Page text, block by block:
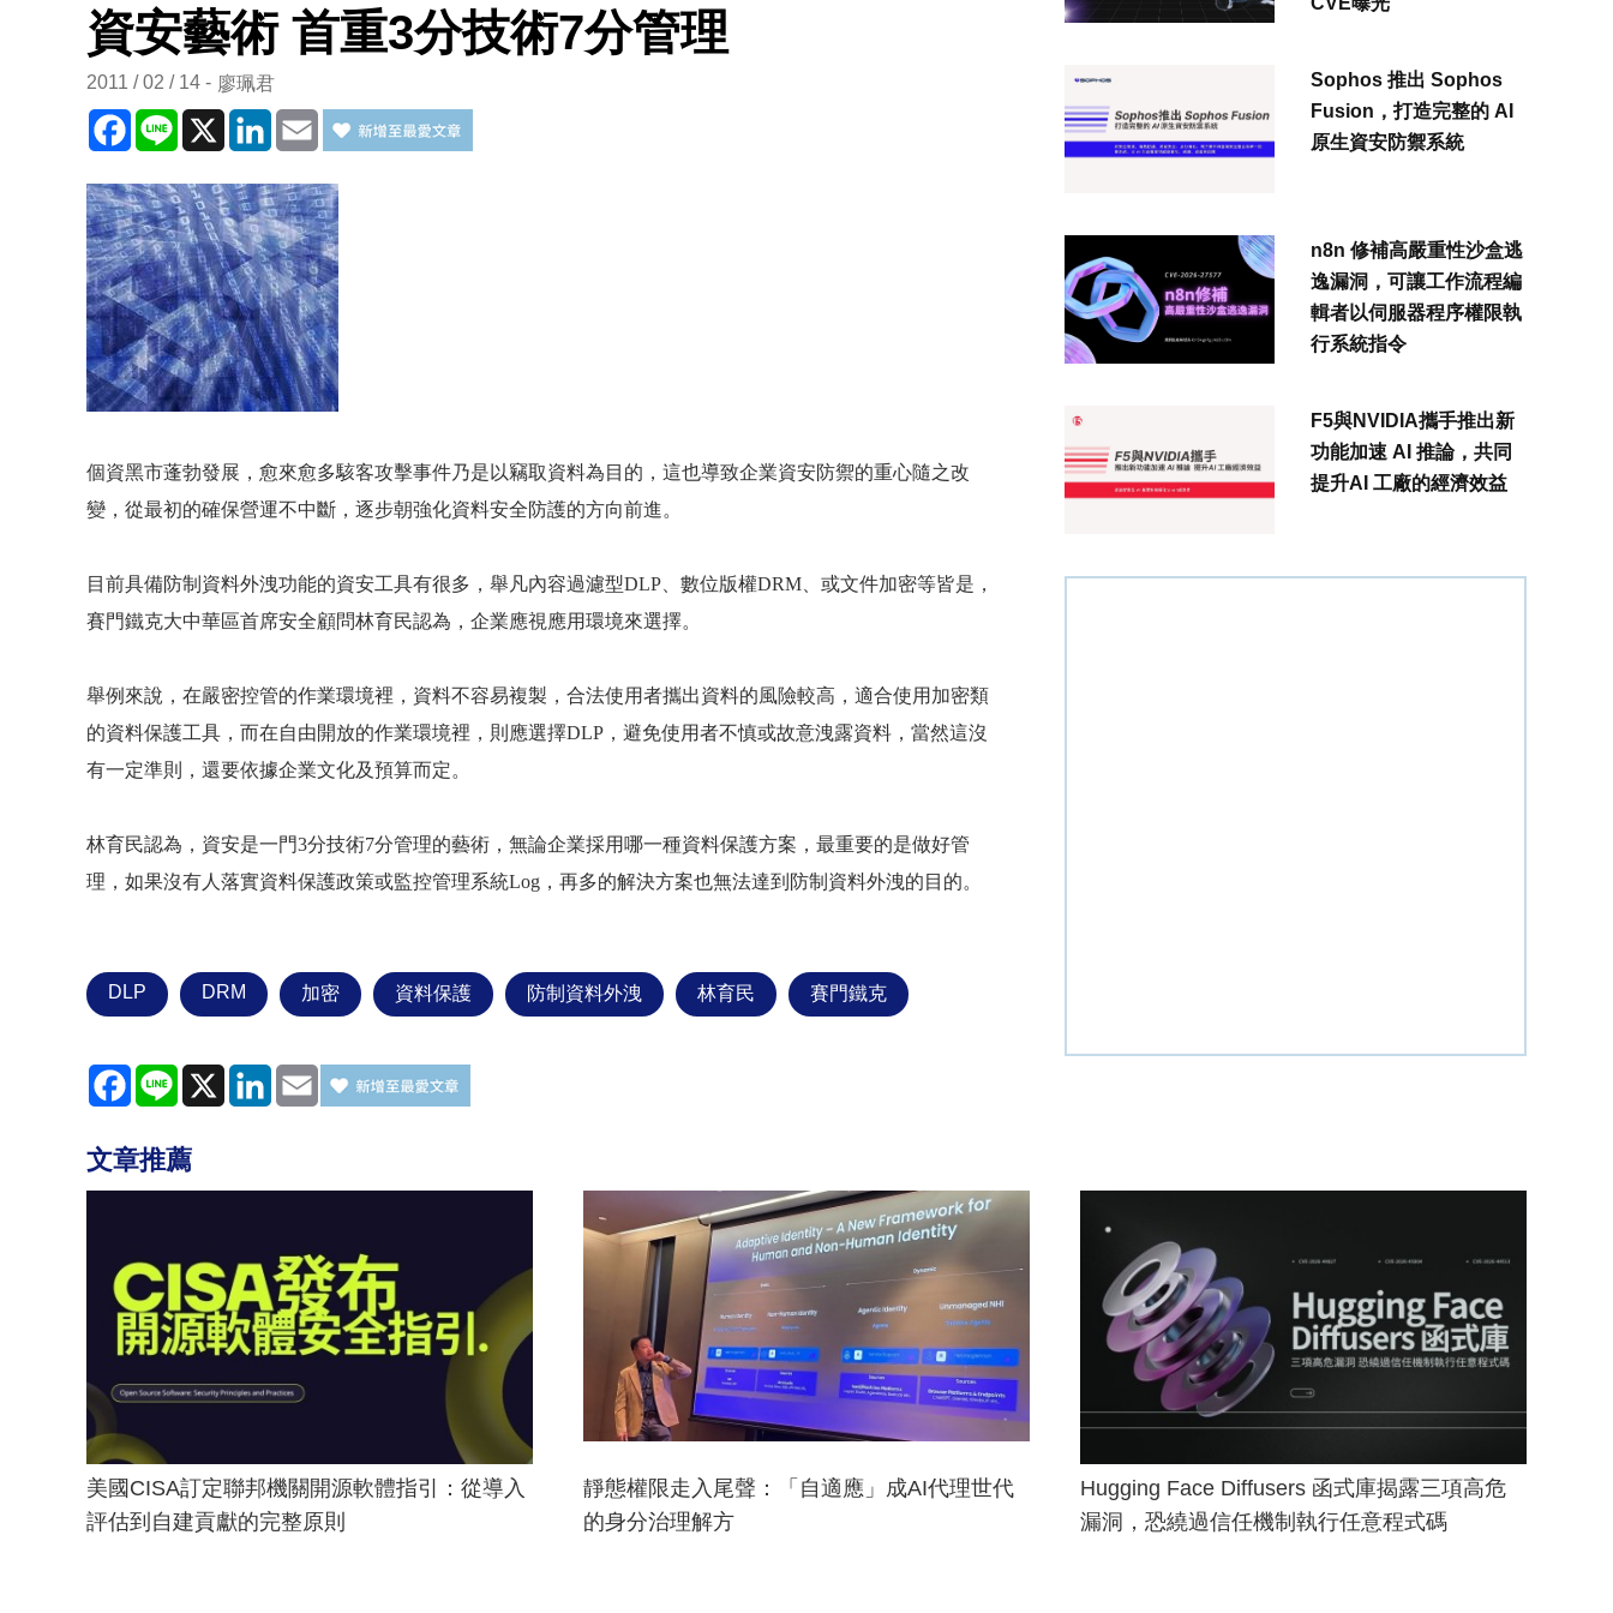
資安藝術 首重3分技術7分管理
2011 / 02 / 14 廖珮君
Facebook
Line X LinkedInEmail
個資黑市蓬勃發展，愈來愈多駭客攻擊事件乃是以竊取資料為目的，這也導致企業資安防禦的重心隨之改
變，從最初的確保營運不中斷，逐步朝強化資料安全防護的方向前進。
目前具備防制資料外洩功能的資安工具有很多，舉凡內容過濾型DLP 、數位版權DRM 、或文件加密等皆是，
賽門鐵克大中華區首席安全顧問林育民認為，企業應視應用環境來選擇。
舉例來說，在嚴密控管的作業環境裡，資料不容易複製，合法使用者攜出資料的風險較高，適合使用加密類
的資料保護工具，而在自由開放的作業環境裡，則應選擇DLP ，避免使用者不慎或故意洩露資料，當然這沒
有一定準則，還要依據企業文化及預算而定。
林育民認為，資安是一門3分技術7分管理的藝術，無論企業採用哪一種資料保護方案，最重要的是做好管
理，如果沒有人落實資料保護政策或監控管理系統Log ，再多的解決方案也無法達到防制資料外洩的目的。
DLP DRM 加密 資料保護 防制資料外洩 林育民 賽門鐵克
Facebook
Line X LinkedInEmail
Sophos 推出 Sophos
Fusion，打造完整的 AI
原生資安防禦系統
n8n 修補高嚴重性沙盒逃
逸漏洞，可讓工作流程編
輯者以伺服器程序權限執
行系統指令
F5與NVIDIA攜手推出新
功能加速 AI 推論，共同
提升AI 工廠的經濟效益
文章推薦
美國CISA訂定聯邦機關開源軟體指引：從導入
評估到自建貢獻的完整原則
靜態權限走入尾聲：「自適應」成AI代理世代
的身分治理解方
Hugging Face Diffusers 函式庫揭露三項高危
漏洞，恐繞過信任機制執行任意程式碼